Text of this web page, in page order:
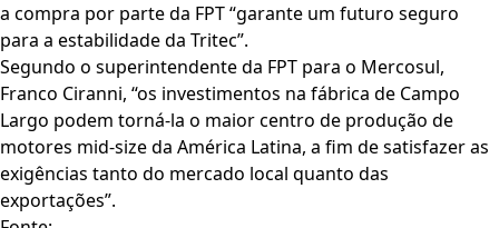
a compra por parte da FPT “garante um futuro seguro
para a estabilidade da Tritec”.
Segundo o superintendente da FPT para o Mercosul,
Franco Ciranni, “os investimentos na fábrica de Campo
Largo podem torná-la o maior centro de produção de
motores mid-size da América Latina, a fim de satisfazer as
exigências tanto do mercado local quanto das
exportações”.